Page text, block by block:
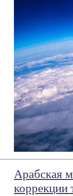
Арабская
коррекции